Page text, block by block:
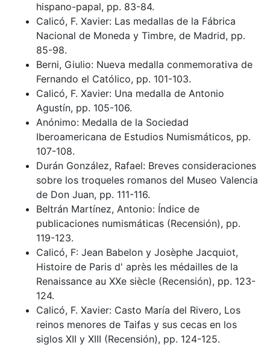
hispano-papal, pp. 83-84.
Calicó, F. Xavier: Las medallas de la Fábrica
Nacional de Moneda y Timbre, de Madrid, pp.
85-98.
Berni, Giulio: Nueva medalla conmemorativa de
Fernando el Católico, pp. 101-103.
Calicó, F. Xavier: Una medalla de Antonio
Agustín, pp. 105-106.
Anónimo: Medalla de la Sociedad
Iberoamericana de Estudios Numismáticos, pp.
107-108.
Durán González, Rafael: Breves consideraciones
sobre los troqueles romanos del Museo Valencia
de Don Juan, pp. 111-116.
Beltrán Martínez, Antonio: Índice de
publicaciones numismáticas (Recensión), pp.
119-123.
Calicó, F: Jean Babelon y Josèphe Jacquiot,
Histoire de Paris d' après les médailles de la
Renaissance au XXe siècle (Recensión), pp. 123-
124.
Calicó, F. Xavier: Casto María del Rivero, Los
reinos menores de Taifas y sus cecas en los
siglos XII y XIII (Recensión), pp. 124-125.